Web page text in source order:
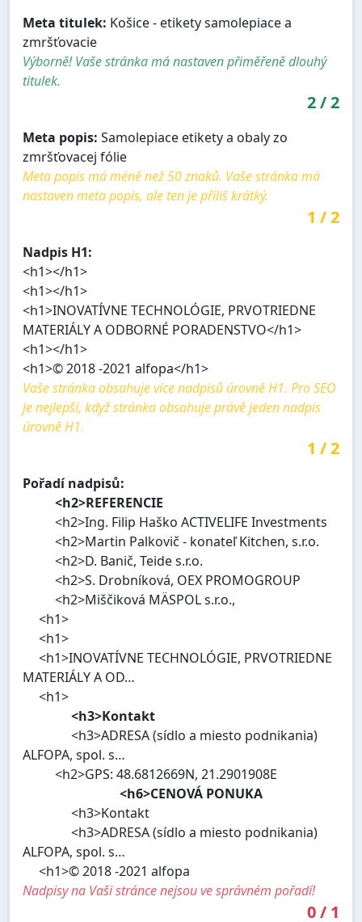
Meta titulek: Košice - etikety samolepiace a
zmršťovacie
Výborně! Vaše stránka má nastaven přiměřeně dlouhý
titulek.
2/2
Meta popis: Samolepiace etikety a obaly zo
zmršťovacej fólie
Meta popis má méně než 50 znaků. Vaše stránka má
nastaven meta popis, ale ten je příliš krátký.
1 /2
Nadpis H1:
<h1></h1>
<h1></h1>
<h1>INOVATÍVNE TECHNOLÓGIE, PRVOTRIEDNE
MATERIÁLY A ODBORNÉ PORADENSTVO</h1>
<h1></h1>
<h1>© 2018 -2021 alfopa</h1>
Vaše stránka obsahuje více nadpisů úrovně H1. Pro SEO
je nejlepší, když stránka obsahuje právě jeden nadpis
úrovně H1.
1 /2
Pořadí nadpisů:
<h2>REFERENCIE
<h2>Ing. Filip Haško ACTIVELIFE Investments
<h2>Martin Palkovič - konateľ Kitchen, s.r.o.
<h2>D. Banič, Teide s.r.o.
<h2>S. Drobníková, OEX PROMOGROUP
<h2>Miščiková MÄSPOL s.r.o.,
<h1>
<h1>
<h1>INOVATÍVNE TECHNOLÓGIE, PRVOTRIEDNE
MATERIÁLY A OD…
<h1>
<h3>Kontakt
<h3>ADRESA (sídlo a miesto podnikania)
ALFOPA, spol. s…
<h2>GPS: 48.6812669N, 21.2901908E
<h6>CENOVÁ PONUKA
<h3>Kontakt
<h3>ADRESA (sídlo a miesto podnikania)
ALFOPA, spol. s…
<h1>© 2018 -2021 alfopa
Nadpisy na Vaši stránce nejsou ve správném pořadí!
0/ 1